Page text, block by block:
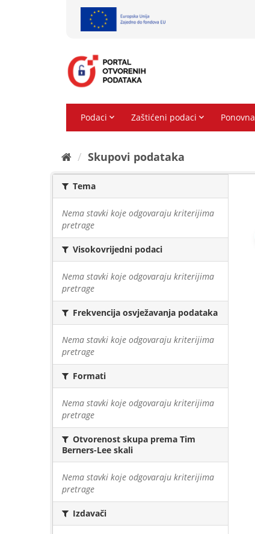
Skupovi podаtаkа
Tema
Nema stavki koje odgovaraju kriterijima
pretrage
Visokovrijedni podaci
Nema stavki koje odgovaraju kriterijima
pretrage
Frekvencija osvježavanja podataka
Nema stavki koje odgovaraju kriterijima
pretrage
Formati
Nema stavki koje odgovaraju kriterijima
pretrage
Otvorenost skupa prema Tim
Berners-Lee skali
Nema stavki koje odgovaraju kriterijima
pretrage
Izdavači